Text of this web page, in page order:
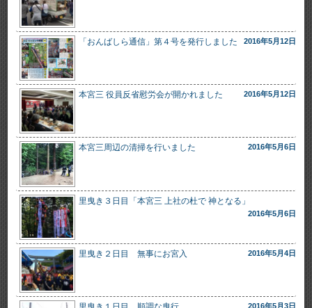
「おんばしら通信」第４号を発行しました 2016年5月12日
本宮三 役員反省慰労会が開かれました 2016年5月12日
本宮三周辺の清掃を行いました 2016年5月6日
里曳き３日目「本宮三 上社の杜で 神となる」
2016年5月6日
里曳き２日目 無事にお宮入 2016年5月4日
2016年5月3日